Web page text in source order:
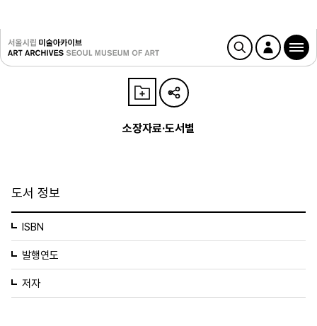
소장자료·도서별
도서 정보
ISBN
발행연도
저자